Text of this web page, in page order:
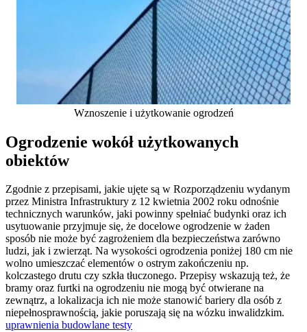
Wznoszenie i użytkowanie ogrodzeń
Ogrodzenie wokół użytkowanych
obiektów
Zgodnie z przepisami, jakie ujęte są w Rozporządzeniu wydanym
przez Ministra Infrastruktury z 12 kwietnia 2002 roku odnośnie
technicznych warunków, jaki powinny spełniać budynki oraz ich
usytuowanie przyjmuje się, że docelowe ogrodzenie w żaden
sposób nie może być zagrożeniem dla bezpieczeństwa zarówno
ludzi, jak i zwierząt. Na wysokości ogrodzenia poniżej 180 cm nie
wolno umieszczać elementów o ostrym zakończeniu np.
kolczastego drutu czy szkła tłuczonego. Przepisy wskazują też, że
bramy oraz furtki na ogrodzeniu nie mogą być otwierane na
zewnątrz, a lokalizacja ich nie może stanowić bariery dla osób z
niepełnosprawnością, jakie poruszają się na wózku inwalidzkim.
uprawnienia budowlane testy